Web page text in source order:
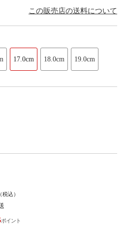
この販売店の送料について
17.0cm 18.0cm 19.0cm
（税込）